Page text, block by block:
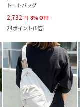
トートバッグ
2,732 円 8%OFF
24ポイント(1倍)